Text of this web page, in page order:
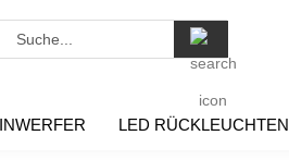
LED RÜCKLEUCHTEN